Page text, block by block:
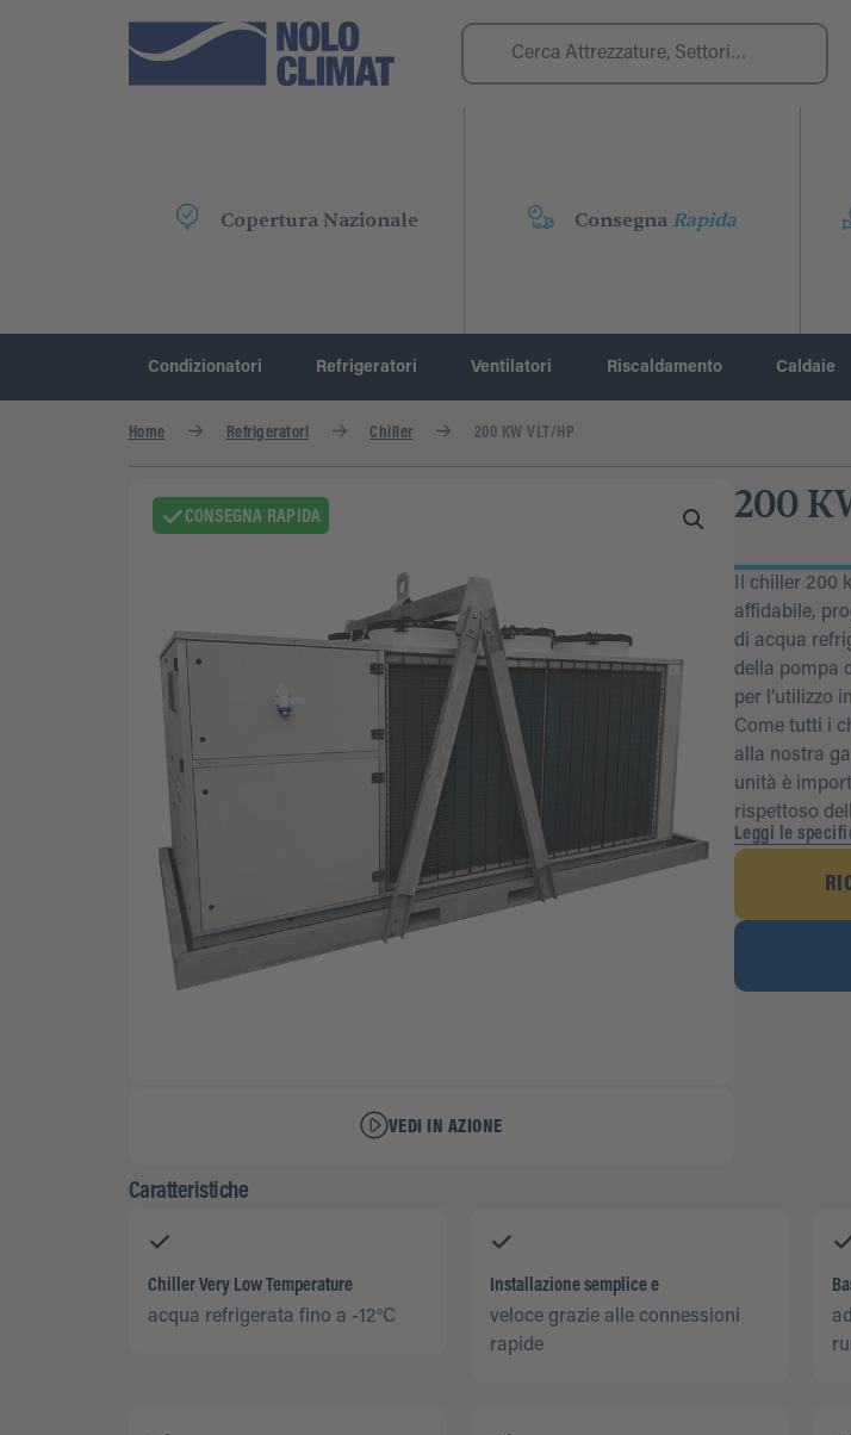
Copertura Nazionale Consegna Rapida
Condizionatori Refrigeratori Ventilatori Riscaldamento Caldaie
Home Refrigeratori Chiller 200 KW VLT/HP
CONSEGNA RAPIDA
VEDI IN AZIONE
200
Il chiller 200
affidabile,
di acqua
della pompa
per l’utilizzo
Come tutti i
alla nostra
unità è
rispettoso
Leggi le
Caratteristiche
Chiller Very Low Temperature
acqua refrigerata fino a -12°C
Installazione semplice e
veloce grazie alle connessioni
rapide